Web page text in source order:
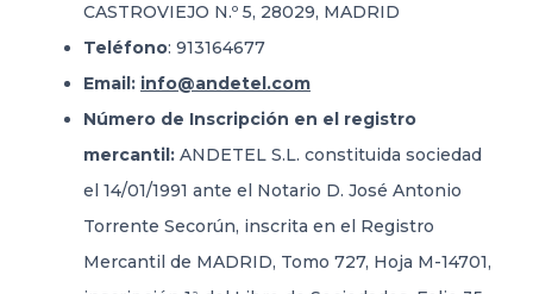
CASTROVIEJO N.º 5, 28029, MADRID
Teléfono: 913164677
Email: info@andetel.com
Número de Inscripción en el registro
mercantil: ANDETEL S.L. constituida sociedad
el 14/01/1991 ante el Notario D. José Antonio
Torrente Secorún, inscrita en el Registro
Mercantil de MADRID, Tomo 727, Hoja M-14701,